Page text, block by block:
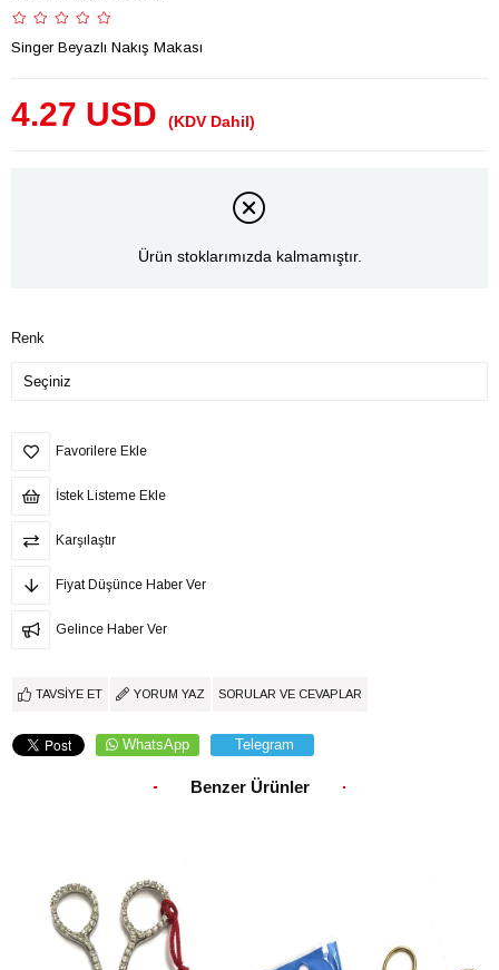
Singer Beyazlı Nakış Makası
4.27 USD (KDV Dahil)
Ürün stoklarımızda kalmamıştır.
Renk
Favorilere Ekle
İstek Listeme Ekle
Karşılaştır
Fiyat Düşünce Haber Ver
Gelince Haber Ver
TAVSIYE ET YORUM YAZ SORULAR VE CEVAPLAR
WhatsApp Telegram
Benzer Ürünler